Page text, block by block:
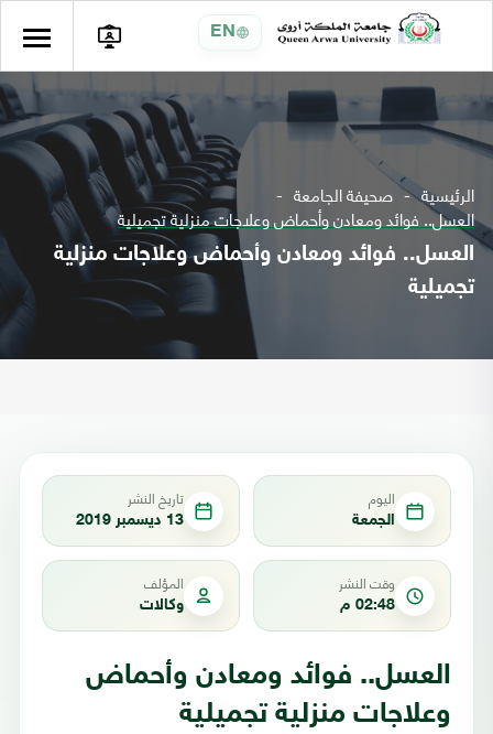
EN
الرئيسية صحيفة الجامعة
العسل.. فوائد ومعادن وأحماض وعلاجات منزلية تجميلية
العسل.. فوائد ومعادن وأحماض وعلاجات منزلية
تجميلية
اليوم
الجمعة
تاريخ النشر
13 ديسمبر 2019
وقت النشر
02:48 م
المؤلف
وكالات
العسل.. فوائد ومعادن وأحماض
وعلاجات منزلية تجميلية